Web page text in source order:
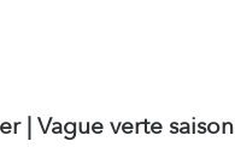
| Vague verte saison